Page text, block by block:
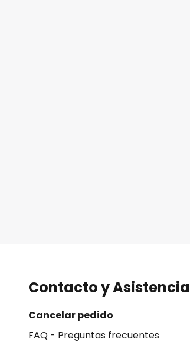
Contacto y Asistencia
Cancelar pedido
FAQ - Preguntas frecuentes